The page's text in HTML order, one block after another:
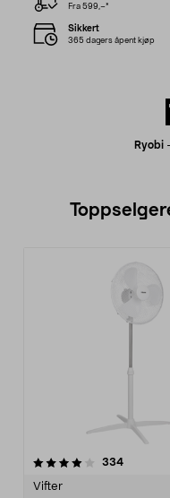
Ryobi-
Fra 599,–*
Sikkert
365 dagers åpent kjøp
334
Vifter
4.5 av 5 stjerner